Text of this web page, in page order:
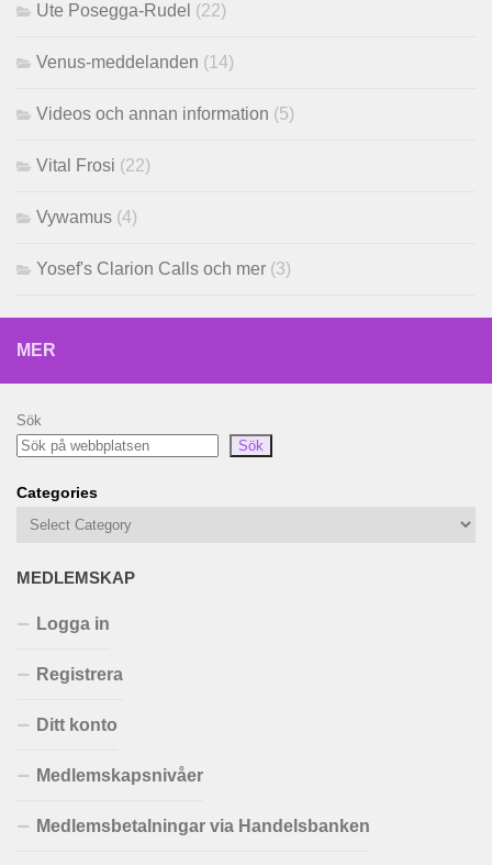
Ute Posegga-Rudel (22)
Venus-meddelanden (14)
Videos och annan information (5)
Vital Frosi (22)
Vywamus (4)
Yosef's Clarion Calls och mer (3)
MER
Sök
Sök
Categories
MEDLEMSKAP
Logga in
Registrera
Ditt konto
Medlemskapsnivåer
Medlemsbetalningar via Handelsbanken